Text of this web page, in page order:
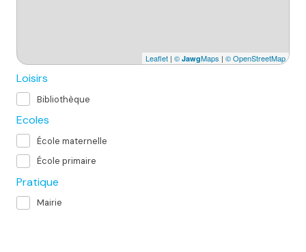
Leaflet | © JawgMaps | © OpenStreetMap
Loisirs
Bibliothèque
Ecoles
École maternelle
École primaire
Pratique
Mairie